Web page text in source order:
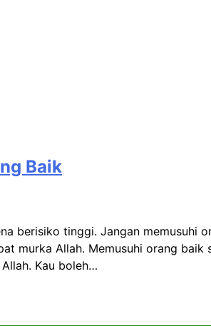
Baik
berisiko tinggi. Jangan memusuhi
murka Allah. Memusuhi orang
Kau boleh…